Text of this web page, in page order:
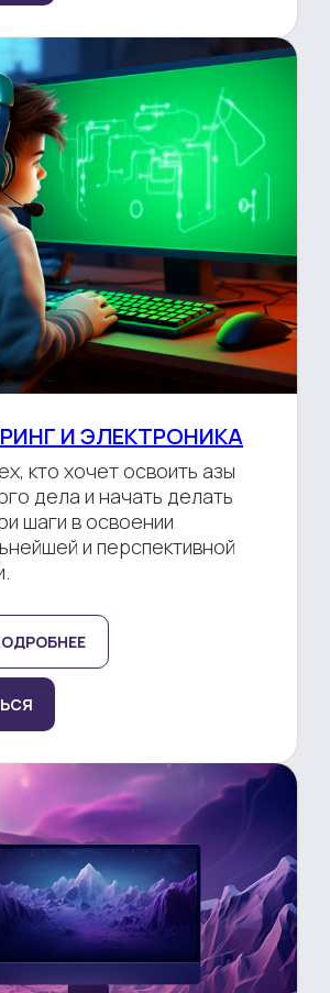
И ЭЛЕКТРОНИКА
кто хочет освоить азы
дела и начать делать
шаги в освоении
и перспективной